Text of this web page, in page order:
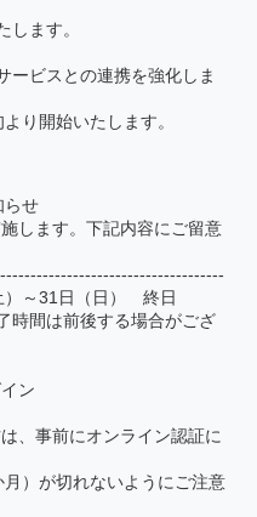
します。
ービスとの連携を強化しま
り開始いたします。
らせ
します。下記内容にご留意
）～31日（日） 終日
時間は前後する場合がござ
ン
、事前にオンライン認証に
）が切れないようにご注意